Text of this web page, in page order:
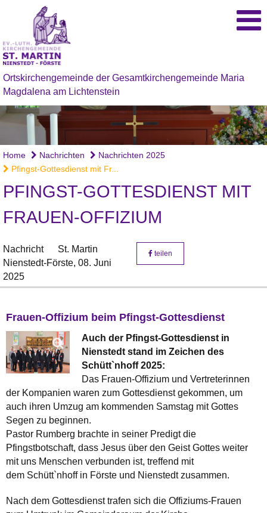
Ortskirchengemeinde der Gesamtkirchengemeinde Maria
Magdalena am Lichtenstein
Home Nachrichten
Nachrichten 2025
Pfingst-Gottesdienst mit Fr...
PFINGST-GOTTESDIENST MIT
FRAUEN-OFFIZIUM
Nachricht
St. Martin
Nienstedt-Förste, 08. Juni
2025
teilen
Frauen-Offizium beim Pfingst-Gottesdienst
Auch der Pfingst-Gottesdienst in
Nienstedt stand im Zeichen des
Schütt`nhoff 2025:
Das Frauen-Offizium und Vertreterinnen
der Kompanien waren zum Gottesdienst gekommen, um
auch ihren Umzug am kommenden Samstag mit Gottes
Segen zu beginnen.
Pastor Rumberg brachte in seiner Predigt die
Pfingstbotschaft, dass Jesus über den Geist Gottes weiter
mit uns Menschen verbunden ist, treffend mit
dem Schütt`nhoff in Förste und Nienstedt zusammen.
Nach dem Gottesdienst trafen sich die Offiziums-Frauen